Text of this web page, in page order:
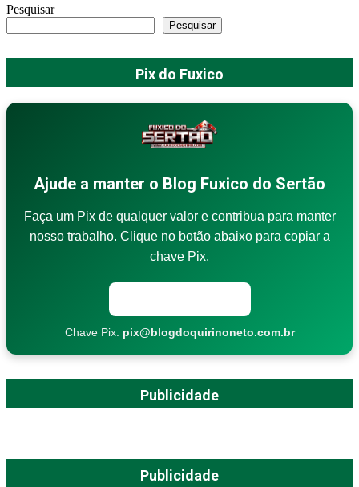
Pesquisar
Pesquisar
Pix do Fuxico
Ajude a manter o Blog Fuxico do Sertão
Faça um Pix de qualquer valor e contribua para manter
nosso trabalho. Clique no botão abaixo para copiar a
chave Pix.
Chave Pix: pix@blogdoquirinoneto.com.br
Publicidade
Publicidade